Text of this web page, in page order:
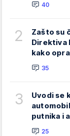
40
2
Zašto su
Direktiva
kako
35
3
Uvodi se
putnika i
25